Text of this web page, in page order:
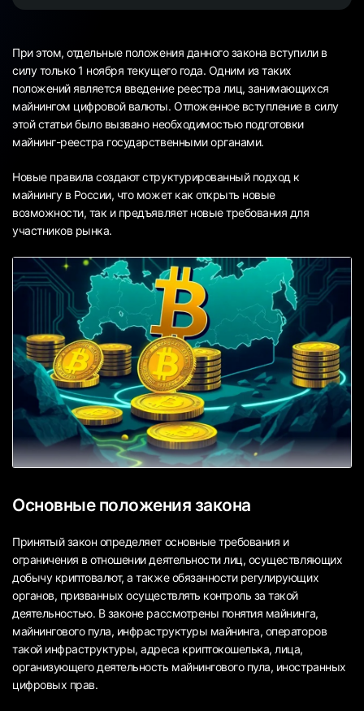
При этом, отдельные положения данного закона вступили в
силу только 1 ноября текущего года. Одним из таких
положений является введение реестра лиц, занимающихся
майнингом цифровой валюты. Отложенное вступление в силу
этой статьи было вызвано необходимостью подготовки
майнинг-реестра государственными органами.
Новые правила создают структурированный подход к
майнингу в России, что может как открыть новые
возможности, так и предъявляет новые требования для
участников рынка.
Основные положения закона
Принятый закон определяет основные требования и
ограничения в отношении деятельности лиц, осуществляющих
добычу криптовалют, а также обязанности регулирующих
органов, призванных осуществлять контроль за такой
деятельностью. В законе рассмотрены понятия майнинга,
майнингового пула, инфраструктуры майнинга, операторов
такой инфраструктуры, адреса криптокошелька, лица,
организующего деятельность майнингового пула, иностранных
цифровых прав.